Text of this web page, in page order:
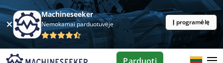
Machineseeker
Nemokamai parduotuvėje Į programėlę